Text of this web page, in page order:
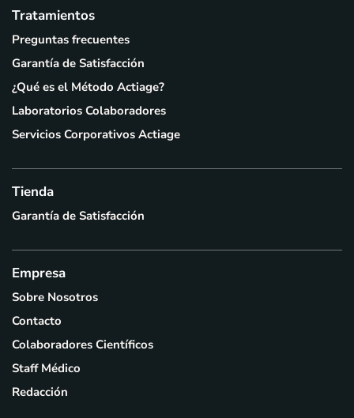
Tratamientos
Preguntas frecuentes
Garantía de Satisfacción
¿Qué es el Método Actiage?
Laboratorios Colaboradores
Servicios Corporativos Actiage
Tienda
Garantía de Satisfacción
Empresa
Sobre Nosotros
Contacto
Colaboradores Científicos
Staff Médico
Redacción